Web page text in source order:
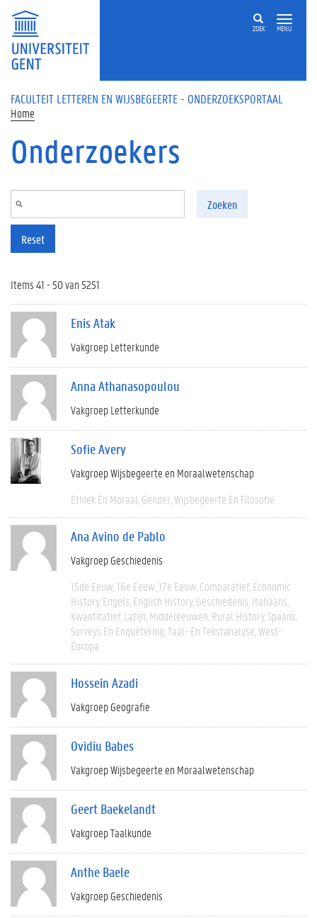
Overslaan en naar de inhoud gaan
ZOEK MENU
FACULTEIT LETTEREN EN WIJSBEGEERTE - ONDERZOEKSPORTAAL
Home
Onderzoekers
Zoeken
Reset
Items 41 - 50 van 5251
Enis Atak
Vakgroep Letterkunde
Anna Athanasopoulou
Vakgroep Letterkunde
Sofie Avery
Vakgroep Wijsbegeerte en Moraalwetenschap
Ethiek En Moraal Gender Wijsbegeerte En Filosofie
Ana Avino de Pablo
Vakgroep Geschiedenis
15de Eeuw 16e Eeuw 17e Eeuw Comparatief Economic
History Engels English History Geschiedenis Italiaans
Kwantitatief Latijn Middeleeuwen Rural History Spaans
Surveys En Enquêtering Taal- En Tekstanalyse West-
Europa
Hossein Azadi
Vakgroep Geografie
Ovidiu Babes
Vakgroep Wijsbegeerte en Moraalwetenschap
Geert Baekelandt
Vakgroep Taalkunde
Anthe Baele
Vakgroep Geschiedenis